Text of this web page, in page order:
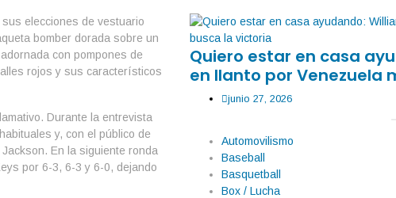
elecciones de vestuario
bomber dorada sobre un
con pompones de
rojos y sus característicos
Durante la entrevista
y, con el público de
En la siguiente ronda
por 6-3, 6-3 y 6-0, dejando
Quiero estar en casa
en llanto por Venezuela
junio 27, 2026
Automovilismo
Baseball
Basquetball
Box / Lucha